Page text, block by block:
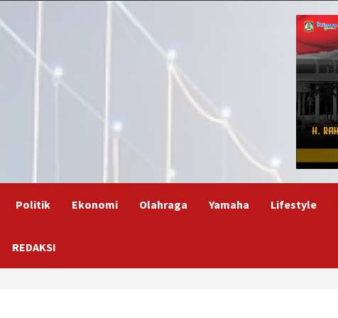
Politik Ekonomi Olahraga Yamaha Lifestyle
REDAKSI